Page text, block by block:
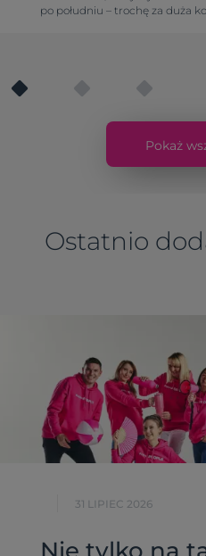
po południu – trochę za duża
Pokaż
Ostatnio
31 LIPIEC 2026
Nie tylko na